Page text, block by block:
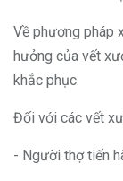
Về phương pháp
hưởng của vết
khắc phục.
Đối với các vết
- Người thợ tiến